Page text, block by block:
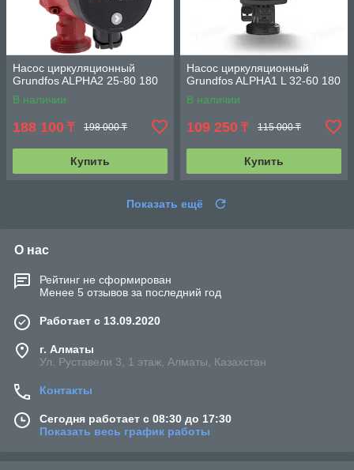
Насос циркуляционный
Grundfos ALPHA2 25-80 180
В наличии
188 100 ₸ 198 000 ₸
Купить
Насос циркуляционный
Grundfos ALPHA1 L 32-60 180
В наличии
109 250 ₸ 115 000 ₸
Купить
Показать ещё
О нас
Рейтинг не сформирован
Менее 5 отзывов за последний год
Работает с 13.09.2020
г. Алматы
Ул. Руставели 3, 1 этаж, Алматы, Казахстан
Контакты
Сегодня работает с 08:30 до 17:30
Показать весь график работы